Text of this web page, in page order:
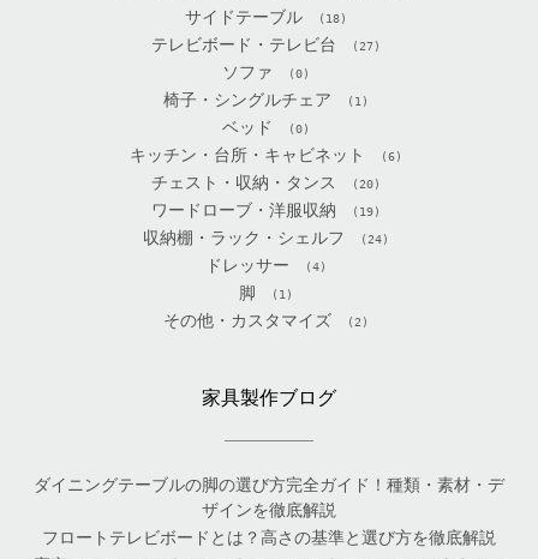
サイドテーブル (18)
テレビボード・テレビ台 (27)
ソファ (0)
椅子・シングルチェア (1)
ベッド (0)
キッチン・台所・キャビネット (6)
チェスト・収納・タンス (20)
ワードローブ・洋服収納 (19)
収納棚・ラック・シェルフ (24)
ドレッサー (4)
脚 (1)
その他・カスタマイズ (2)
家具製作ブログ
ダイニングテーブルの脚の選び方完全ガイド！種類・素材・デ
ザインを徹底解説
フロートテレビボードとは？高さの基準と選び方を徹底解説